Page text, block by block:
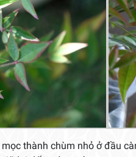
mọc thành chùm nhỏ ở đầu